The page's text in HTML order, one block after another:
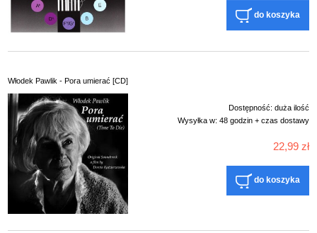
do koszyka
Włodek Pawlik - Pora umierać [CD]
Dostępność: duża ilość
Wysyłka w: 48 godzin + czas dostawy
22,99 zł
do koszyka